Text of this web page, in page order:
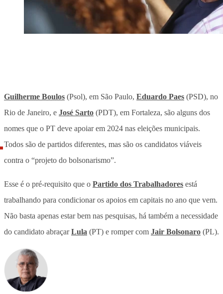
Guilherme Boulos (Psol), em São Paulo, Eduardo Paes (PSD), no
Rio de Janeiro, e José Sarto (PDT), em Fortaleza, são alguns dos
nomes que o PT deve apoiar em 2024 nas eleições municipais.
Todos são de partidos diferentes, mas são os candidatos viáveis
contra o “projeto do bolsonarismo”.
Esse é o pré-requisito que o Partido dos Trabalhadores está
trabalhando para condicionar os apoios em capitais no ano que vem.
Não basta apenas estar bem nas pesquisas, há também a necessidade
do candidato abraçarLula (PT) e romper com Jair Bolsonaro (PL).